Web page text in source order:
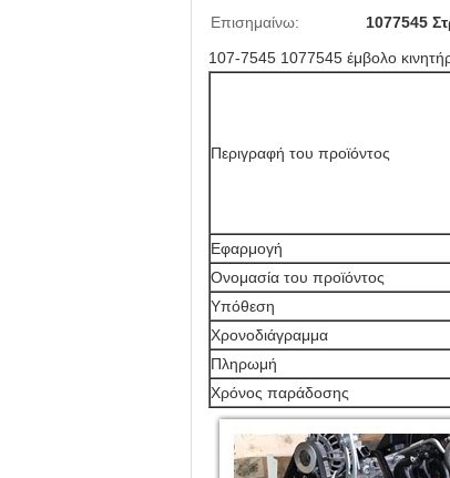
Επισημαίνω: 1077545
107-7545 1077545 έμβολο
Περιγραφή του προϊόντος
Εφαρμογή
Ονομασία του προϊόντος
Υπόθεση
Χρονοδιάγραμμα
Πληρωμή
Χρόνος παράδοσης